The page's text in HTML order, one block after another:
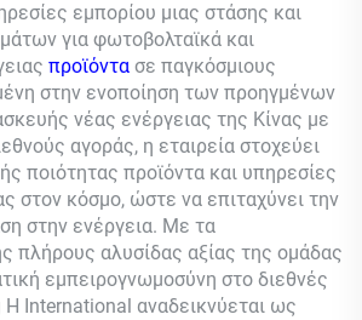
εμπορίου μιας στάσης και
για φωτοβολταϊκά και
προϊόντα σε παγκόσμιους
στην ενοποίηση των προηγμένων
νέας ενέργειας της Κίνας με
αγοράς, η εταιρεία στοχεύει
ποιότητας προϊόντα και υπηρεσίες
στον κόσμο, ώστε να επιταχύνει την
στην ενέργεια. Με τα
πλήρους αλυσίδας αξίας της ομάδας
εμπειρογνωμοσύνη στο διεθνές
Η International αναδεικνύεται ως